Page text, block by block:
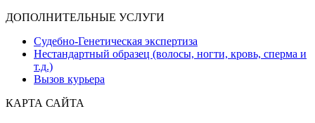
ДОПОЛНИТЕЛЬНЫЕ УСЛУГИ
Судебно-Генетическая экспертиза
Нестандартный образец (волосы, ногти, кровь, сперма и
т.д.)
Вызов курьера
КАРТА САЙТА